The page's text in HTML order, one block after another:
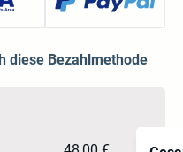
diese Bezahlmethode